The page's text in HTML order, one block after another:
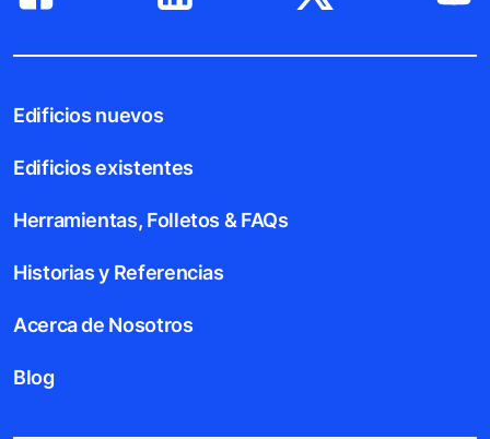
Edificios nuevos
Edificios existentes
Herramientas, Folletos & FAQs
Historias y Referencias
Acerca de Nosotros
Blog